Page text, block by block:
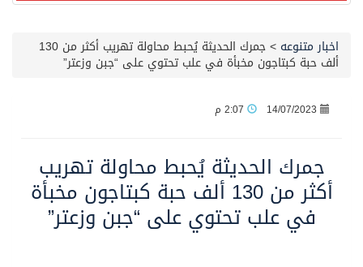
اخبار متنوعه > جمرك الحديثة يُحبط محاولة تهريب أكثر من 130
ألف حبة كبتاجون مخبأة في علب تحتوي على “جبن وزعتر”
14/07/2023
جمرك الحديثة يُحبط محاولة تهريب
أكثر من 130 ألف حبة كبتاجون مخبأة
في علب تحتوي على “جبن وزعتر”